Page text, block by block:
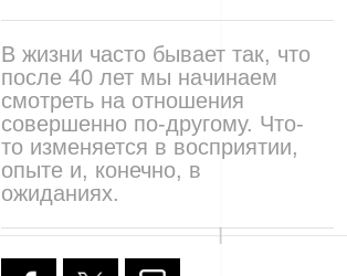
В жизни часто бывает так, что
после 40 лет мы начинаем
смотреть на отношения
совершенно по-другому. Что-
то изменяется в восприятии,
опыте и, конечно, в
ожиданиях.